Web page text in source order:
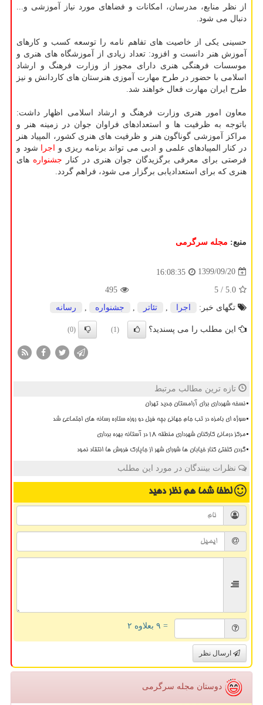
از نظر منابع، مدرسان، امکانات و فضاهای مورد نیاز آموزشی و...
دنبال می شود.
حسینی یکی از خاصیت های تفاهم نامه را توسعه کسب و کارهای
آموزش هنر دانست و افزود: تعداد زیادی از آموزشگاه های هنری و
موسسات فرهنگی هنری دارای مجوز از وزارت فرهنگ و ارشاد
اسلامی با حضور در طرح مهارت آموزی هنرستان های کاردانش و نیز
طرح ایران مهارت فعال خواهند شد.
معاون امور هنری وزارت فرهنگ و ارشاد اسلامی اظهار داشت:
باتوجه به ظرفیت ها و استعدادهای فراوان جوان در زمینه هنر و
مراکز آموزشی گوناگون هنر و ظرفیت های هنری کشور، المپیاد هنر
در کنار المپیادهای علمی و ادبی می تواند برنامه ریزی و
اجرا
شود و
فرصتی برای معرفی برگزیدگان جوان هنری در کنار جشنواره های
هنری که برای استعدادیابی برگزار می شود، فراهم گردد.
منبع: مجله سرگرمی
1399/09/20
16:08:35
5.0
/ 5
495
تگهای خبر:
اجرا تئاتر جشنواره رسانه
این مطلب را می پسندید؟ (1)
(0)
تازه ترین مطالب مرتبط
نسخه شهرداری برای آرامستان جدید تهران
سوژه ای بامزه در تب جام جهانی بچه فیل دو روزه ستاره رسانه های اجتماعی شد
مرکز درمانی کارکنان شهرداری منطقه ۱۸ در آستانه بهره برداری
گردن کلفتی کنار خیابان ها شورای شهر از جاپارک فروش ها انتقاد نمود
نظرات بینندگان در مورد این مطلب
لطفا شما همنظر دهید
= ۹ بعلاوه ۲
ارسال نظر
دوستان مجله سرگرمی